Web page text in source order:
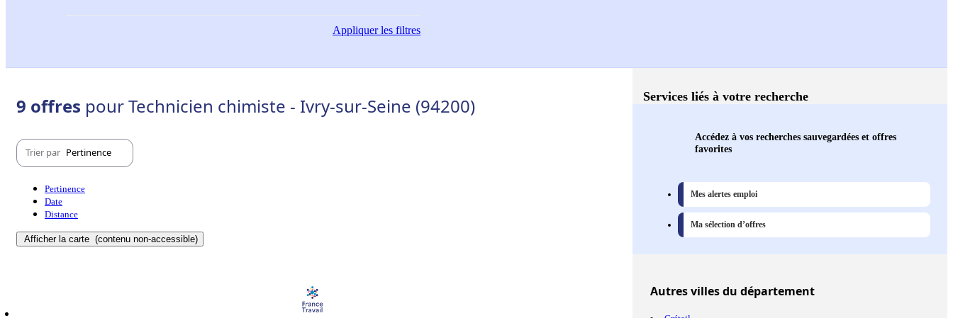
Appliquerles filtres
9 offres pour Technicien chimiste - Ivry-sur-Seine (94200)
Trier par Pertinence
Pertinence
Date
Distance
Afficher la carte (contenu non-accessible)
Services liés à votre recherche
Accédez à vos recherches sauvegardées et offres
favorites
Mes alertes emploi
Ma sélection d’offres
Autresvillesdu département